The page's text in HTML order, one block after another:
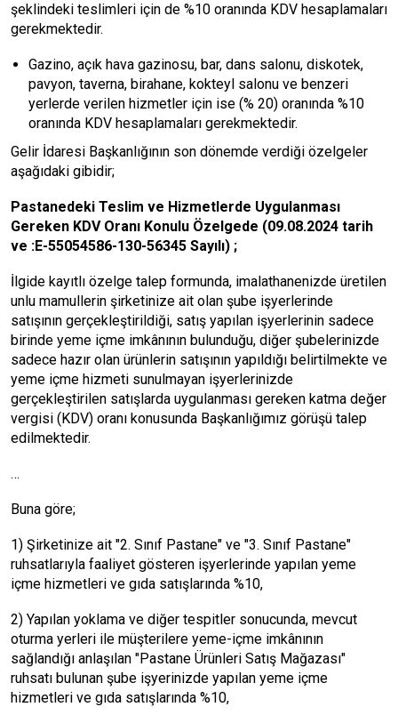
şeklindeki teslimleri için de %10 oranında KDV hesaplamaları
gerekmektedir.
Gazino, açık hava gazinosu, bar, dans salonu, diskotek,
pavyon, taverna, birahane, kokteyl salonu ve benzeri
yerlerde verilen hizmetler için ise (% 20) oranında %10
oranında KDV hesaplamaları gerekmektedir.
Gelir İdaresi Başkanlığının son dönemde verdiği özelgeler
aşağıdaki gibidir;
Pastanedeki Teslim ve Hizmetlerde Uygulanması
Gereken KDV Oranı Konulu Özelgede (09.08.2024 tarih
ve :E-55054586-130-56345 Sayılı) ;
İlgide kayıtlı özelge talep formunda, imalathanenizde üretilen
unlu mamullerin şirketinize ait olan şube işyerlerinde
satışının gerçekleştirildiği, satış yapılan işyerlerinin sadece
birinde yeme içme imkânının bulunduğu, diğer şubelerinizde
sadece hazır olan ürünlerin satışının yapıldığı belirtilmekte ve
yeme içme hizmeti sunulmayan işyerlerinizde
gerçekleştirilen satışlarda uygulanması gereken katma değer
vergisi (KDV) oranı konusunda Başkanlığımız görüşü talep
edilmektedir.
…
Buna göre;
1) Şirketinize ait "2. Sınıf Pastane" ve "3. Sınıf Pastane"
ruhsatlarıyla faaliyet gösteren işyerlerinde yapılan yeme
içme hizmetleri ve gıda satışlarında %10,
2) Yapılan yoklama ve diğer tespitler sonucunda, mevcut
oturma yerleri ile müşterilere yeme-içme imkânının
sağlandığı anlaşılan "Pastane Ürünleri Satış Mağazası"
ruhsatı bulunan şube işyerinizde yapılan yeme içme
hizmetleri ve gıda satışlarında %10,